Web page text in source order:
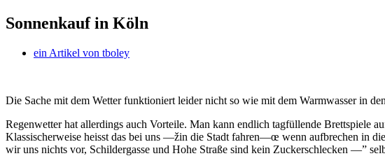
Sonnenkauf in Köln
ein Artikel von tboley
Die Sache mit dem Wetter funktioniert leider nicht so wie mit dem Warmwasser in
Regenwetter hat allerdings auch Vorteile. Man kann endlich tagfüllende Brettspiele
Klassischerweise heisst das bei uns —žin die Stadt fahren—œ wenn aufbrechen in
wir uns nichts vor, Schildergasse und Hohe Straße sind kein Zuckerschlecken —”